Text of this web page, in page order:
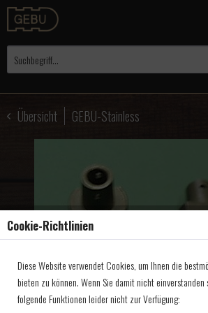
Übersicht GEBU-Stainless
Cookie-Richtlinien
Diese Website verwendet Cookies, um Ihnen die
bieten zu können. Wenn Sie damit nicht
folgende Funktionen leider nicht zur Verfügung: